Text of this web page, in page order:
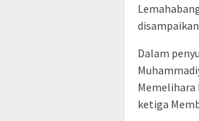
Dalam
Memelihara
ketiga